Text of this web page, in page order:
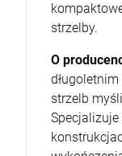
strzelby.
O
strzelb